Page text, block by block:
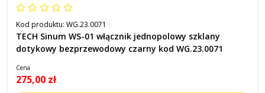
Kod produktu: WG.23.0071
TECH Sinum WS-01 włącznik jednopolowy szklany
dotykowy bezprzewodowy czarny kod WG.23.0071
Cena
275,00 zł